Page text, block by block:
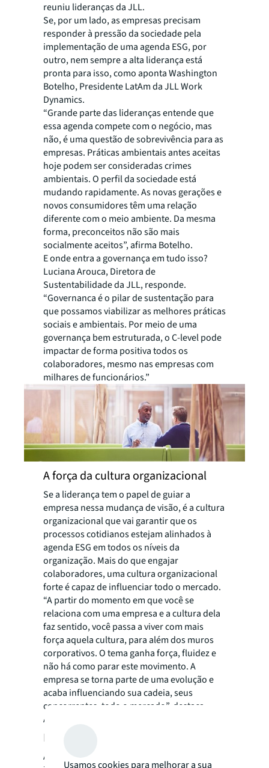
reuniu lideranças da JLL.
Se, por um lado, as empresas precisam
responder à pressão da sociedade pela
implementação de uma agenda ESG, por
outro, nem sempre a alta liderança está
pronta para isso, como aponta Washington
Botelho, Presidente LatAm da JLL Work
Dynamics.
“Grande parte das lideranças entende que
essa agenda compete com o negócio, mas
não, é uma questão de sobrevivência para as
empresas. Práticas ambientais antes aceitas
hoje podem ser consideradas crimes
ambientais. O perfil da sociedade está
mudando rapidamente. As novas gerações e
novos consumidores têm uma relação
diferente com o meio ambiente. Da mesma
forma, preconceitos não são mais
socialmente aceitos”, afirma Botelho.
E onde entra a governança em tudo isso?
Luciana Arouca, Diretora de
Sustentabilidade da JLL, responde.
“Governanca é o pilar de sustentação para
que possamos viabilizar as melhores práticas
sociais e ambientais. Por meio de uma
governança bem estruturada, o C-level pode
impactar de forma positiva todos os
colaboradores, mesmo nas empresas com
milhares de funcionários.”
A força da cultura organizacional
Se a liderança tem o papel de guiar a
empresa nessa mudança de visão, é a cultura
organizacional que vai garantir que os
processos cotidianos estejam alinhados à
agenda ESG em todos os níveis da
organização. Mais do que engajar
colaboradores, uma cultura organizacional
forte é capaz de influenciar todo o mercado.
“A partir do momento em que você se
relaciona com uma empresa e a cultura dela
faz sentido, você passa a viver com mais
força aquela cultura, para além dos muros
corporativos. O tema ganha força, fluidez e
não há como parar este movimento. A
empresa se torna parte de uma evolução e
acaba influenciando sua cadeia, seus
concorrentes, todo o mercado”, destaca
Arouca.
Desafios da liderança sustentável
A sustentabilidade nas empresas é uma
Usamos cookies para melhorar a sua